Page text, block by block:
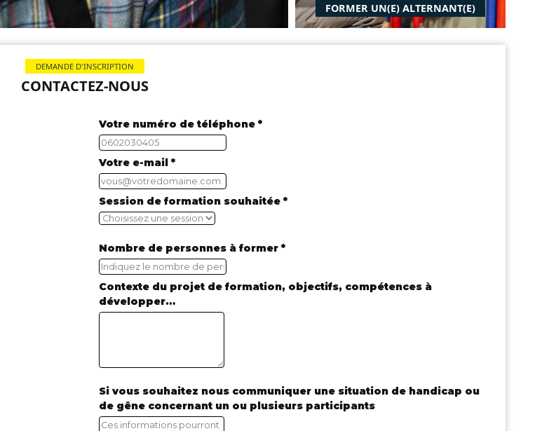
FORMER UN(E) ALTERNANT(E)
DEMANDE D'INSCRIPTION
CONTACTEZ-NOUS
Votre numéro de téléphone *
Votre e-mail *
Session de formation souhaitée *
Nombre de personnes à former *
Contexte du projet de formation, objectifs, compétences à
développer…
Si vous souhaitez nous communiquer une situation de handicap ou
de gêne concernant un ou plusieurs participants